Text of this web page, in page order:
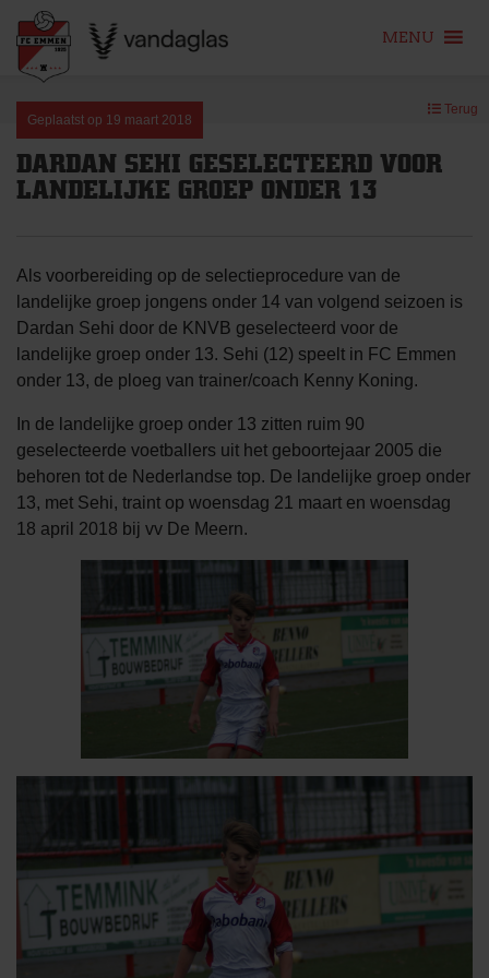
content
MENU
Geplaatst op 19 maart 2018
Terug
DARDAN SEHI GESELECTEERD VOOR
LANDELIJKE GROEP ONDER 13
Als voorbereiding op de selectieprocedure van de
landelijke groep jongens onder 14 van volgend seizoen is
Dardan Sehi door de KNVB geselecteerd voor de
landelijke groep onder 13. Sehi (12) speelt in FC Emmen
onder 13, de ploeg van trainer/coach Kenny Koning.
In de landelijke groep onder 13 zitten ruim 90
geselecteerde voetballers uit het geboortejaar 2005 die
behoren tot de Nederlandse top. De landelijke groep onder
13, met Sehi, traint op woensdag 21 maart en woensdag
18 april 2018 bij vv De Meern.